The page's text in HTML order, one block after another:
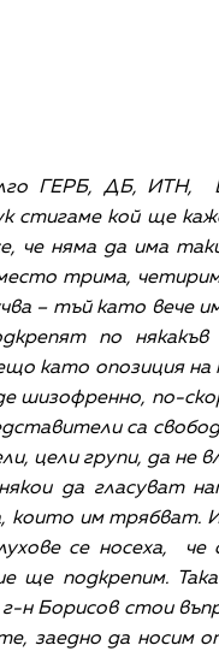
ГЕРБ, ДБ,
стигаме кой ще
че няма да има
трима,
– тъй като вече
по някакъв
като опозиция на
шизофренно, по-
са
цели групи, да не
да гласуват
които им трябват.
се носеха, че
ще подкрепим.
н Борисов стои
заедно да носим